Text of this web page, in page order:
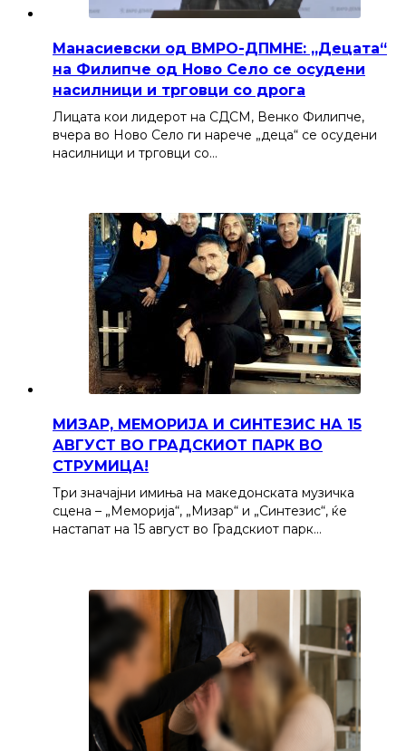
Манасиевски од ВМРО-ДПМНЕ: „Децата“
на Филипче од Ново Село се осудени
насилници и трговци со дрога
Лицата кои лидерот на СДСМ, Венко Филипче,
вчера во Ново Село ги нарече „деца“ се осудени
насилници и трговци со…
МИЗАР, МЕМОРИЈА И СИНТЕЗИС НА 15
АВГУСТ ВО ГРАДСКИОТ ПАРК ВО
СТРУМИЦА!
Три значајни имиња на македонската музичка
сцена – „Меморија“, „Мизар“ и „Синтезис“, ќе
настапат на 15 август во Градскиот парк…